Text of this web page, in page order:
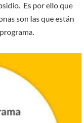
Es por ello que
son las que están